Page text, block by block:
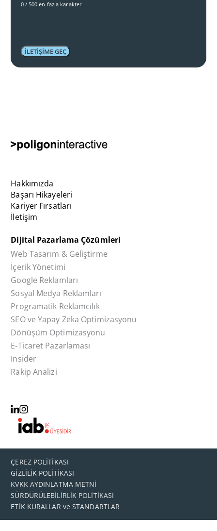
0 / 500 en fazla karakter
Hakkımızda
Başarı Hikayeleri
Kariyer Fırsatları
İletişim
Dijital Pazarlama Çözümleri
Web Tasarım & Geliştirme
İçerik Yönetimi
Google Reklamları
Sosyal Medya Reklamları
Programatik Reklamcılık
SEO ve Yapay Zeka Optimizasyonu
Dönüşüm Optimizasyonu
E-Ticaret Pazarlaması
Insider
Rakip Analizi
ÇEREZ POLİTİKASI
GİZLİLİK POLİTİKASI
KVKK AYDINLATMA METNİ
SÜRDÜRÜLEBİLİRLİK POLİTİKASI
ETİK KURALLAR ve STANDARTLAR